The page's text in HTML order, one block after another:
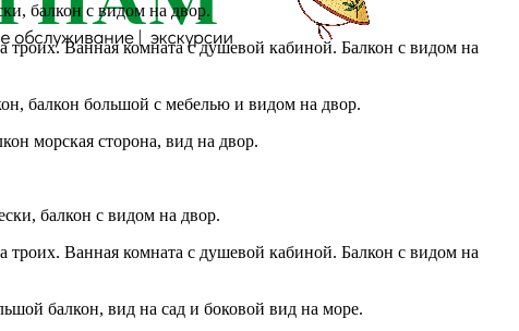
балкон с видом на двор.
Ванная комната с душевой кабиной. Балкон с видом на
балкон большой с мебелью и видом на двор.
морская сторона, вид на двор.
балкон с видом на двор.
Ванная комната с душевой кабиной. Балкон с видом на
балкон, вид на сад и боковой вид на море.